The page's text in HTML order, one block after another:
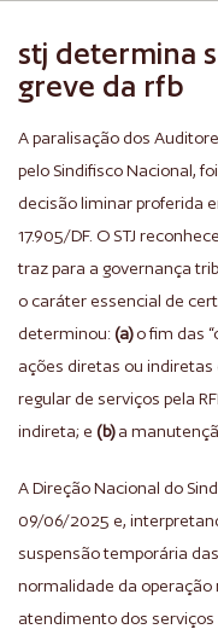
stj determina
greve da rfb
A paralisação dos
pelo Sindifisco Nacional,
decisão liminar proferida
17.905/DF. O STJ
traz para a governança
o caráter essencial de
determinou: (a)o fim das
ações diretas ou
regular de serviços pela
indireta; e (b)a
A Direção Nacional do
09/06/2025 e,
suspensão temporária
normalidade da operação
atendimento dos